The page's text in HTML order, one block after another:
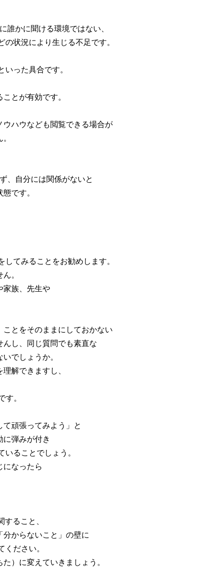
誰かに聞ける環境ではない、
状況により生じる不足です。
いった具合です。
とが有効です。
ハウなども閲覧できる場合が
、自分には関係がないと
です。
してみることをお勧めします。
。
家族、先生や
とをそのままにしておかない
し、同じ質問でも素直な
でしょうか。
解できますし、
す。
て頑張ってみよう」と
弾みが付き
いることでしょう。
になったら
ること、
からないこと」の壁に
ださい。
）に変えていきましょう。